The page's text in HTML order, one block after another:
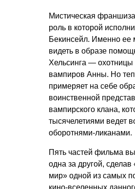
Мистическая
роль в которой
Бекинсейл. Именно
видеть в образе
Хельсинга — охотницы
вампиров Анны. Но
примеряет на себе
воинственной
вампирского клана,
тысячелетиями ведет
оборотнями-ликанами.
Пять частей фильма
одна за другой, сделав
мир» одной из самых
кино-вселенных